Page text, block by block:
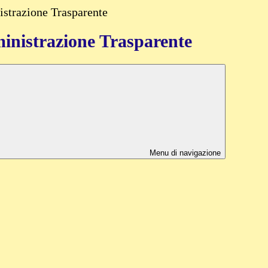
Trasparente
Trasparente
Menu di navigazione